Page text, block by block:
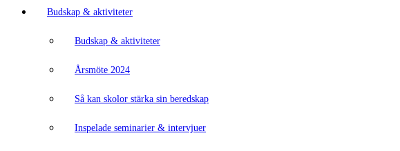
Budskap & aktiviteter
Budskap & aktiviteter
Årsmöte 2024
Så kan skolor stärka sin beredskap
Inspelade seminarier & intervjuer